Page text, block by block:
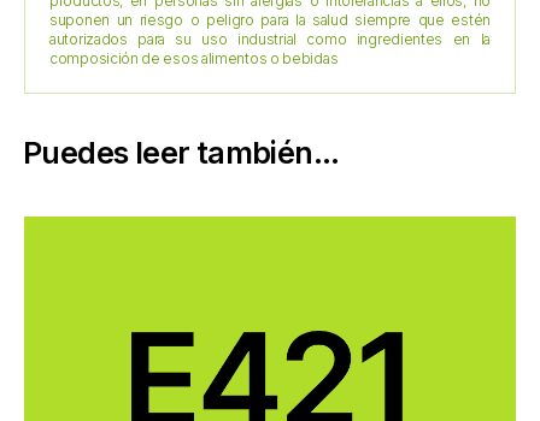
suponen un riesgo o peligro para la salud siempre que estén
autorizados para su uso industrial como ingredientes en la
composición de esos alimentos o bebidas
Puedes leer también...